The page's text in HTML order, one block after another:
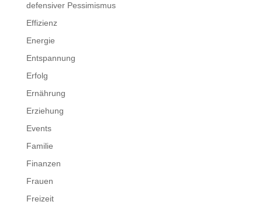
defensiver Pessimismus
Effizienz
Energie
Entspannung
Erfolg
Ernährung
Erziehung
Events
Familie
Finanzen
Frauen
Freizeit